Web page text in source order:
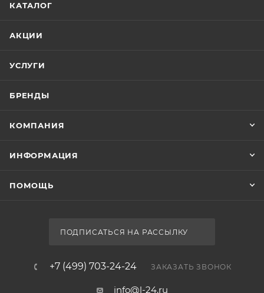
КАТАЛОГ
АКЦИИ
УСЛУГИ
БРЕНДЫ
КОМПАНИЯ
ИНФОРМАЦИЯ
ПОМОЩЬ
ПОДПИСАТЬСЯ НА РАССЫЛКУ
+7 (499) 703-24-24 ЗАКАЗАТЬ ЗВОНОК
info@l-24.ru